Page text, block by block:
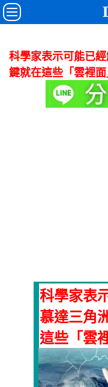
科學家表示可能已
鍵就在這些「雲裡
科學家表
慕達三角
這些「雲